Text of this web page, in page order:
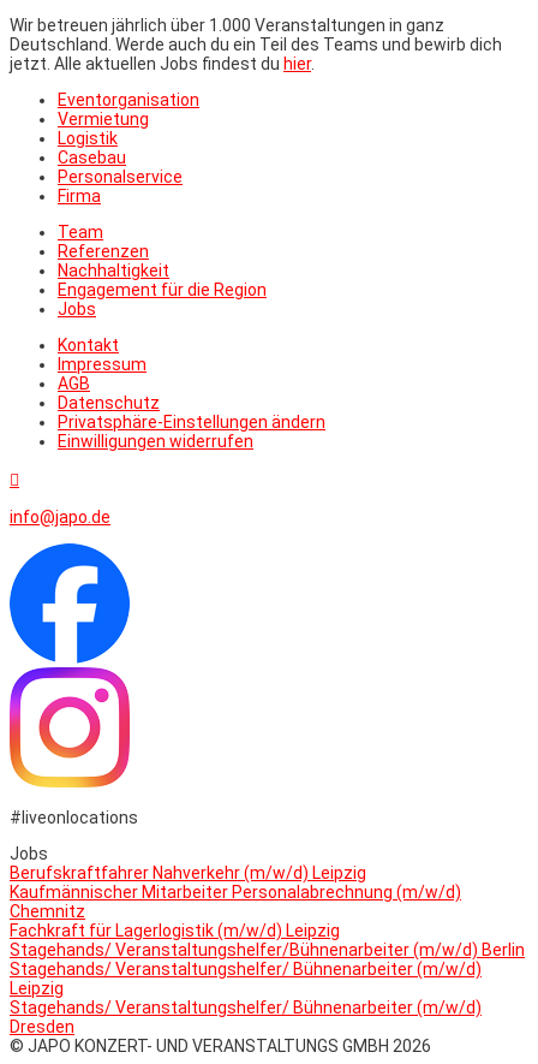
Wir betreuen jährlich über 1.000 Veranstaltungen in ganz
Deutschland. Werde auch du ein Teil des Teams und bewirb dich
jetzt. Alle aktuellen Jobs findest du hier.
Eventorganisation
Vermietung
Logistik
Casebau
Personalservice
Firma
Team
Referenzen
Nachhaltigkeit
Engagement für die Region
Jobs
Kontakt
Impressum
AGB
Datenschutz
Privatsphäre-Einstellungen ändern
Einwilligungen widerrufen

info@japo.de
#liveonlocations
Jobs
Berufskraftfahrer Nahverkehr (m/w/d) Leipzig
Kaufmännischer Mitarbeiter Personalabrechnung (m/w/d)
Chemnitz
Fachkraft für Lagerlogistik (m/w/d) Leipzig
Stagehands/ Veranstaltungshelfer/Bühnenarbeiter (m/w/d) Berlin
Stagehands/ Veranstaltungshelfer/ Bühnenarbeiter (m/w/d)
Leipzig
Stagehands/ Veranstaltungshelfer/ Bühnenarbeiter (m/w/d)
Dresden
© JAPO KONZERT- UND VERANSTALTUNGS GMBH 2026